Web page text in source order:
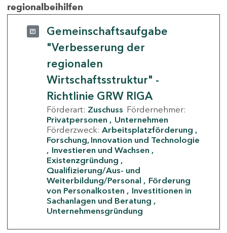
regionalbeihilfen
Gemeinschaftsaufgabe
"Verbesserung der
regionalen
Wirtschaftsstruktur" -
Richtlinie GRW RIGA
Förderart: Zuschuss Fördernehmer:
Privatpersonen
Unternehmen
Förderzweck: Arbeitsplatzförderung
Forschung, Innovation und Technologie
Investieren und Wachsen
Existenzgründung
Qualifizierung/Aus- und
Weiterbildung/Personal
Förderung
von Personalkosten
Investitionen in
Sachanlagen und Beratung
Unternehmensgründung